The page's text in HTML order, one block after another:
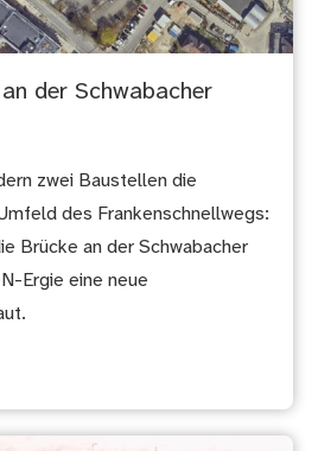
der Schwabacher
zwei Baustellen die
des Frankenschnellwegs:
Brücke an der Schwabacher
Ergie eine neue